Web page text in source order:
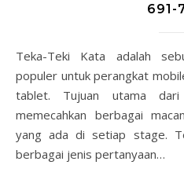
691-
Teka-Teki Kata adalah sebuah game teka-teki yang
populer untuk perangkat
tablet. Tujuan utama
memecahkan berbagai
yang ada di setiap stage.
berbagai jenis pertanyaan…